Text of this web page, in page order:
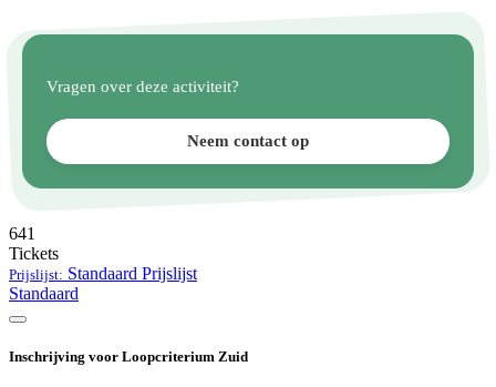
Vragen over deze activiteit?
Neem contact op
641
Tickets
Prijslijst: Standaard Prijslijst
Standaard
Inschrijving voor Loopcriterium Zuid